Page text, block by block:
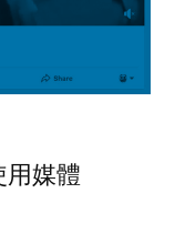
用媒體